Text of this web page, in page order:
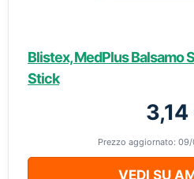
Blistex, MedPlus Balsamo
Stick
3,14
Prezzo aggiornato:
VEDI SU